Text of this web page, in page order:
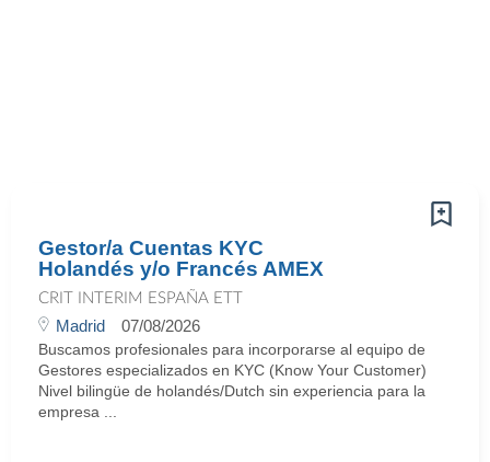
Gestor/a Cuentas KYC
Holandés y/o Francés AMEX
CRIT INTERIM ESPAÑA ETT
Madrid 07/08/2026
Buscamos profesionales para incorporarse al equipo de
Gestores especializados en KYC (Know Your Customer)
Nivel bilingüe de holandés/Dutch sin experiencia para la
empresa ...